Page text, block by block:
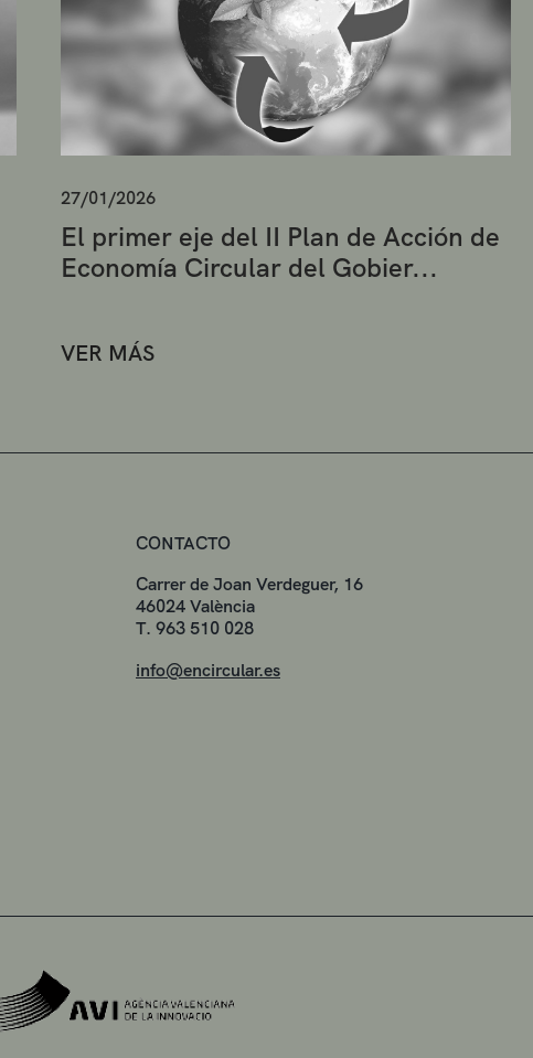
27/01/2026
El primer eje del II Plan de Acción de
Economía Circular del Gobier...
VER MÁS
CONTACTO
Carrer de Joan Verdeguer, 16
46024 València
T. 963 510 028
info@encircular.es